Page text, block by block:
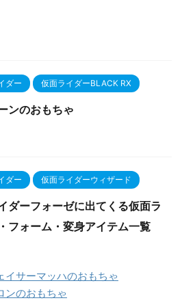
ダー 仮面ライダーBLACK RX
ンのおもちゃ
ダー 仮面ライダーウィザード
ダーフォーゼに出てくる仮面ラ
フォーム・変身アイテム一覧
イサーマッハのおもちゃ
ンのおもちゃ